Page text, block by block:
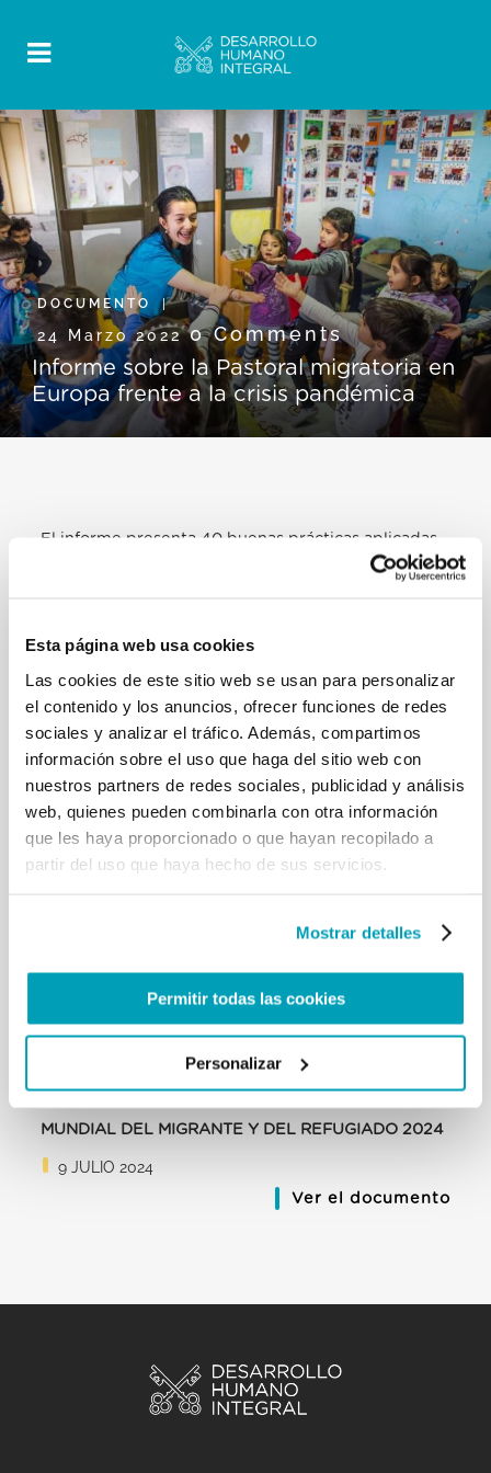
Esta página web usa cookies
Las cookies de este sitio web se usan para personalizar
el contenido y los anuncios, ofrecer funciones de redes
sociales y analizar el tráfico. Además, compartimos
información sobre el uso que haga del sitio web con
nuestros partners de redes sociales, publicidad y análisis
web, quienes pueden combinarla con otra información
que les haya proporcionado o que hayan recopilado a
partir del uso que haya hecho de sus servicios.
Mostrar detalles
Permitir todas las cookies
Personalizar
DOCUMENTO
24 Marzo 20220 Comments
Informe sobre la Pastoral migratoria en
Europa frente a la crisis pandémica
El informe presenta 40 buenas prácticas aplicadas
por la Iglesia católica en Europa en 2020, durante la
cuestión migratoria: acoger, promover, proteger e
El informe está en inglés.
RELATED POSTS:
MENSAJE DEL PAPA FRANCISCO - JORNADA
MUNDIAL DEL MIGRANTE Y DEL REFUGIADO 2024
9 JULIO 2024
Ver el documento